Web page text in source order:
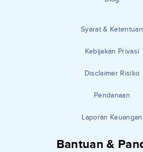
Syarat & Ketentuan
Kebijakan Privasi
Disclaimer Risiko
Pendanaan
Laporan Keuangan
Bantuan &